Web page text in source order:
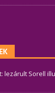
lezárult Sorell